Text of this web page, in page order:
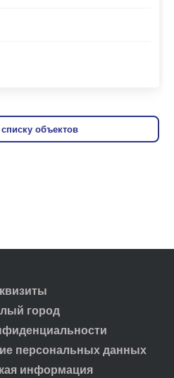
объектов
город
персональных данных
информация